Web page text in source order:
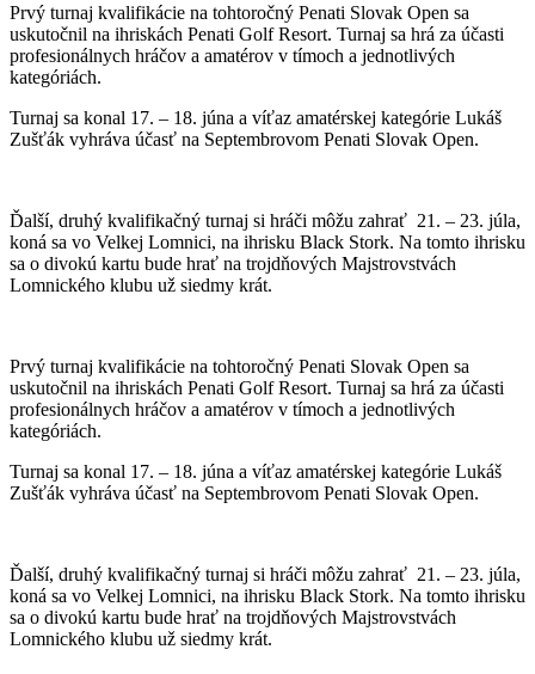
Prvý turnaj kvalifikácie na tohtoročný Penati Slovak Open sa
uskutočnil na ihriskách Penati Golf Resort. Turnaj sa hrá za účasti
profesionálnych hráčov a amatérov v tímoch a jednotlivých
kategóriách.
Turnaj sa konal 17. – 18. júna a víťaz amatérskej kategórie Lukáš
Zušťák vyhráva účasť na Septembrovom Penati Slovak Open.
Ďalší, druhý kvalifikačný turnaj si hráči môžu zahrať 21. – 23. júla,
koná sa vo Velkej Lomnici, na ihrisku Black Stork. Na tomto ihrisku
sa o divokú kartu bude hrať na trojdňových Majstrovstvách
Lomnického klubu už siedmy krát.
Prvý turnaj kvalifikácie na tohtoročný Penati Slovak Open sa
uskutočnil na ihriskách Penati Golf Resort. Turnaj sa hrá za účasti
profesionálnych hráčov a amatérov v tímoch a jednotlivých
kategóriách.
Turnaj sa konal 17. – 18. júna a víťaz amatérskej kategórie Lukáš
Zušťák vyhráva účasť na Septembrovom Penati Slovak Open.
Ďalší, druhý kvalifikačný turnaj si hráči môžu zahrať 21. – 23. júla,
koná sa vo Velkej Lomnici, na ihrisku Black Stork. Na tomto ihrisku
sa o divokú kartu bude hrať na trojdňových Majstrovstvách
Lomnického klubu už siedmy krát.